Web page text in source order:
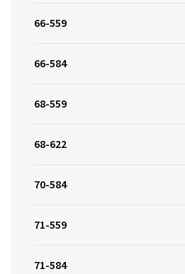
66-559
66-584
68-559
68-622
70-584
71-559
71-584